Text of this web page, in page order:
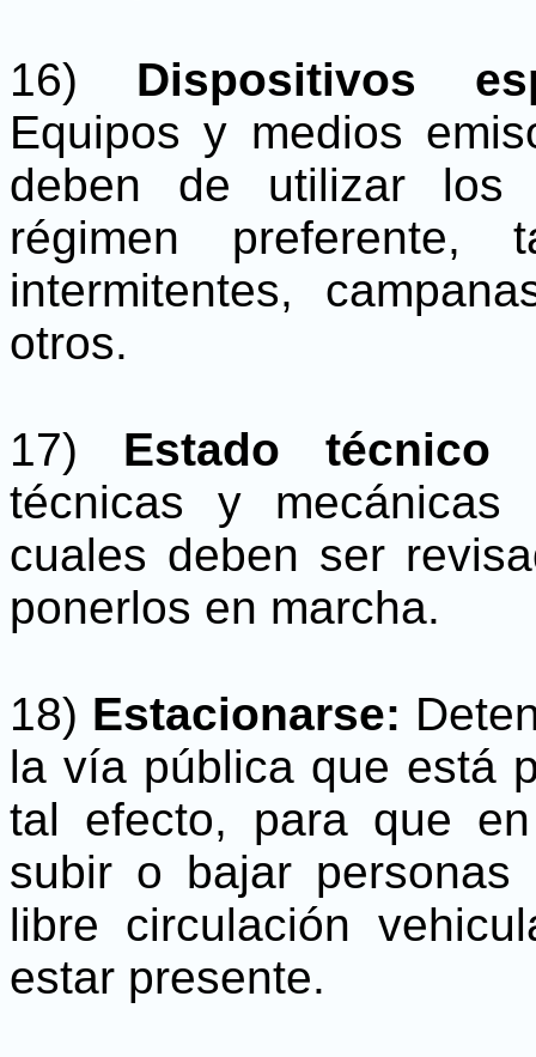
16) Dispositivos
Equipos y medios
deben de utilizar los
régimen preferente,
intermitentes,
otros.
17) Estado técnico
técnicas y
cuales deben ser
ponerlos en marcha.
18) Estacionarse:
la vía pública que está
tal efecto, para que
subir o bajar
libre circulación
estar presente.